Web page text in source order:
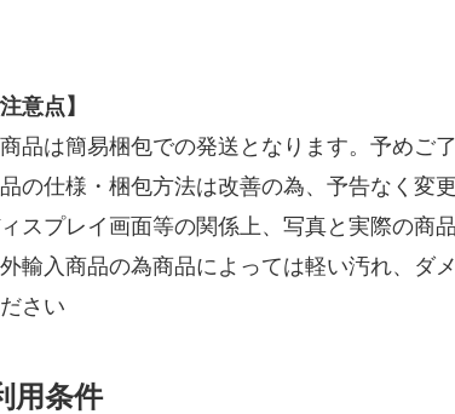
意点】
品は簡易梱包での発送となります。予めご
の仕様・梱包方法は改善の為、予告なく変
スプレイ画面等の関係上、写真と実際の商
輸入商品の為商品によっては軽い汚れ、ダ
さい
用条件